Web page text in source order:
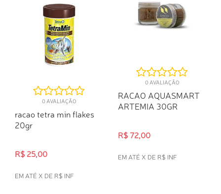
0 AVALIAÇÃO
racao tetra min flakes
20gr
R$ 25,00
EM ATÉ X DE R$ INF
0 AVALIAÇÃO
RACAO AQUASMART
ARTEMIA 30GR
R$ 72,00
EM ATÉ X DE R$ INF